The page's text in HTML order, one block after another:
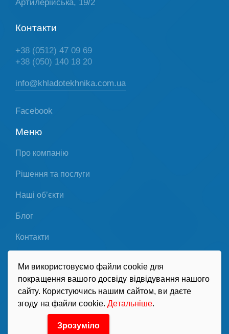
Ми використовуємо файли cookie для
покращення вашого досвіду відвідування нашого
сайту. Користуючись нашим сайтом, ви даєте
згоду на файли cookie.Детальніше.
Зрозуміло
Артилерійська, 19/2
Контакти
+38 (0512) 47 09 69
+38 (050) 140 18 20
info@khladotekhnika.com.ua
Facebook
Меню
Про компанію
Рішення та послуги
Наші об’єкти
Блог
Контакти
Політика конфіденційності
«Хладотехника». Системи холодопостачання,